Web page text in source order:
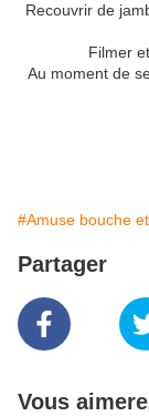
Recouvrir de
Filmer
Au moment de
#Amuse bouche
Partager
Vous